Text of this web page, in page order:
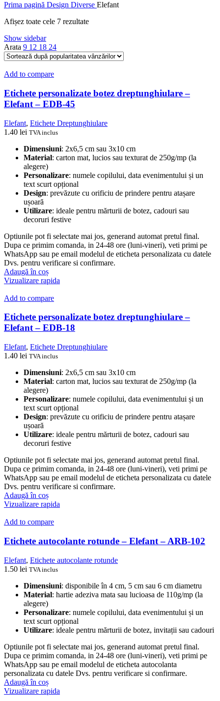
Prima pagină Design Diverse Elefant
Afișez toate cele 7 rezultateSortat
Show sidebar
Arata 9 12 18 24
Add to compare
Etichete personalizate botez dreptunghiulare –
Elefant – EDB-45
Elefant, Etichete Dreptunghiulare
1.40 lei TVA inclus
Dimensiuni: 2x6,5 cm sau 3x10 cm
Material: carton mat, lucios sau texturat de 250g/mp (la
alegere)
Personalizare: numele copilului, data evenimentului și un
text scurt opțional
Design: prevăzute cu orificiu de prindere pentru atașare
ușoară
Utilizare: ideale pentru mărturii de botez, cadouri sau
decoruri festive
Optiunile pot fi selectate mai jos, generand automat pretul final.
Dupa ce primim comanda, in 24-48 ore (luni-vineri), veti primi pe
WhatsApp sau pe email modelul de eticheta personalizata cu datele
Dvs. pentru verificare si confirmare.
Adaugă în coș
Vizualizare rapida
Add to compare
Etichete personalizate botez dreptunghiulare –
Elefant – EDB-18
Elefant, Etichete Dreptunghiulare
1.40 lei TVA inclus
Dimensiuni: 2x6,5 cm sau 3x10 cm
Material: carton mat, lucios sau texturat de 250g/mp (la
alegere)
Personalizare: numele copilului, data evenimentului și un
text scurt opțional
Design: prevăzute cu orificiu de prindere pentru atașare
ușoară
Utilizare: ideale pentru mărturii de botez, cadouri sau
decoruri festive
Optiunile pot fi selectate mai jos, generand automat pretul final.
Dupa ce primim comanda, in 24-48 ore (luni-vineri), veti primi pe
WhatsApp sau pe email modelul de eticheta personalizata cu datele
Dvs. pentru verificare si confirmare.
Adaugă în coș
Vizualizare rapida
Add to compare
Etichete autocolante rotunde – Elefant – ARB-102
Elefant, Etichete autocolante rotunde
1.50 lei TVA inclus
Dimensiuni: disponibile în 4 cm, 5 cm sau 6 cm diametru
Material: hartie adeziva mata sau lucioasa de 110g/mp (la
alegere)
Personalizare: numele copilului, data evenimentului și un
text scurt opțional
Utilizare: ideale pentru mărturii de botez, invitații sau cadouri
Optiunile pot fi selectate mai jos, generand automat pretul final.
Dupa ce primim comanda, in 24-48 ore (luni-vineri), veti primi pe
WhatsApp sau pe email modelul de eticheta autocolanta
personalizata cu datele Dvs. pentru verificare si confirmare.
Adaugă în coș
Vizualizare rapida